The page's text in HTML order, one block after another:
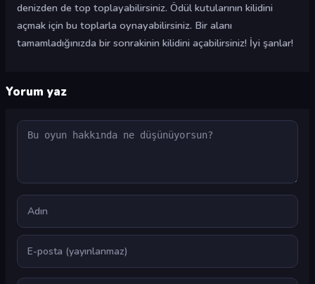
denizden de top toplayabilirsiniz. Ödül kutularının kilidini
açmak için bu toplarla oynayabilirsiniz. Bir alanı
tamamladığınızda bir sonrakinin kilidini açabilirsiniz! İyi şanlar!
Yorum yaz
Yorum
Ad
E-posta